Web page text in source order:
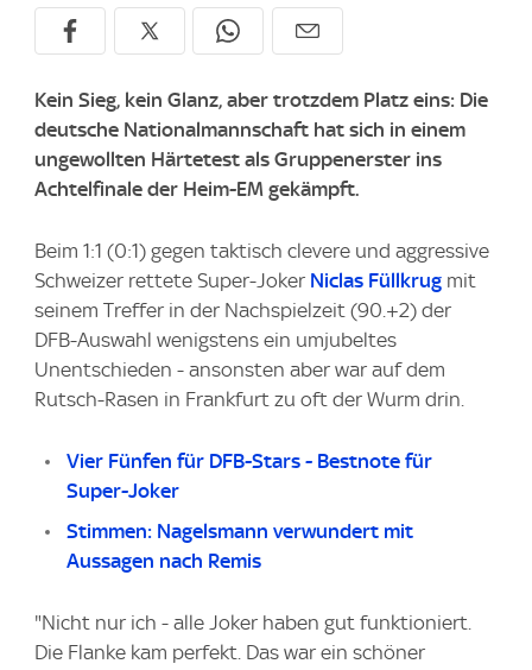
Kein Sieg, kein Glanz, aber trotzdem Platz eins: Die
deutsche Nationalmannschaft hat sich in einem
ungewollten Härtetest als Gruppenerster ins
Achtelfinale der Heim-EM gekämpft.
Beim 1:1 (0:1) gegen taktisch clevere und aggressive
Schweizer rettete Super-Joker Niclas Füllkrug mit
seinem Treffer in der Nachspielzeit (90.+2) der
DFB-Auswahl wenigstens ein umjubeltes
Unentschieden - ansonsten aber war auf dem
Rutsch-Rasen in Frankfurt zu oft der Wurm drin.
Vier Fünfen für DFB-Stars - Bestnote für
Super-Joker
Stimmen: Nagelsmann verwundert mit
Aussagen nach Remis
"Nicht nur ich - alle Joker haben gut funktioniert.
Die Flanke kam perfekt. Das war ein schöner